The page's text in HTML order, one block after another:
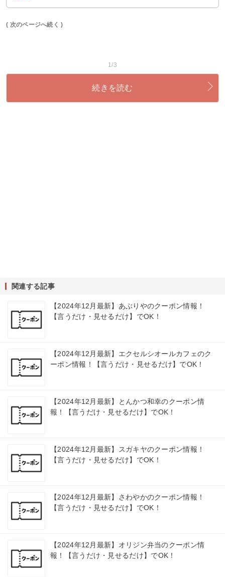
( 次のページへ続く )
1/3
続きを読む
関連する記事
【2024年12月最新】あぶりやのクーポン情報！
【言うだけ・見せるだけ】でOK！
【2024年12月最新】エクセルシオールカフェのク
ーポン情報！【言うだけ・見せるだけ】でOK！
【2024年12月最新】とんかつ和幸のクーポン情
報！【言うだけ・見せるだけ】でOK！
【2024年12月最新】スガキヤのクーポン情報！
【言うだけ・見せるだけ】でOK！
【2024年12月最新】さわやかのクーポン情報！
【言うだけ・見せるだけ】でOK！
【2024年12月最新】オリジン弁当のクーポン情
報！【言うだけ・見せるだけ】でOK！